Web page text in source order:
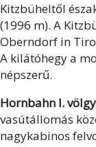
Kitzbüheltől
(1996 m). A
Oberndorf in
A kilátóhegy a
népszerű.
Hornbahn I.
vasútállomás
nagykabinos